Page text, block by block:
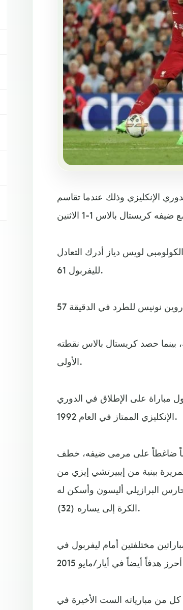
الإنكليزي وذلك عندما تقاسم
أولاً عبر الإيفواري ويلفريد زاها 32، لكن الكولومبي لويس دياز أدرك التعادل
لليفربول 61.
بينما حصد كريستال بالاس نقطته
الأولى.
مع ذكرى مرور 30 عاماً على أول مباراة على الإطلاق في الدوري
الإنكليزي الممتاز في العام 1992.
ضاغطاً على مرمى ضيفه، خطف
بينية من إيبيرتشي إيزي من
البرازيلي أليسون وأسكن له
الكرة إلى يساره (32).
مختلفتين أمام ليفربول في
من مبارياته الست الأخيرة في